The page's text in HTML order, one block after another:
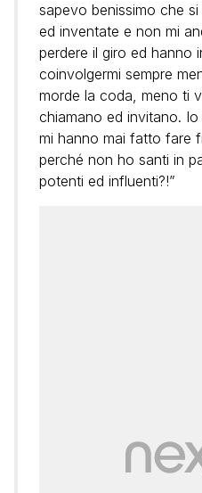
sapevo benissimo che
ed inventate e non mi
perdere il giro ed hanno
coinvolgermi sempre
morde la coda, meno ti
chiamano ed invitano.
mi hanno mai fatto fare
perché non ho santi in
potenti ed influenti?!”